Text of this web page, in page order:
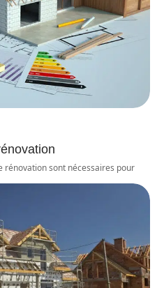
rénovation sont nécessaires pour